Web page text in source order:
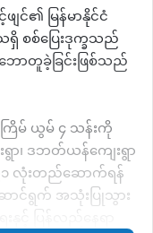
င်၏ မြန်မာနိုင်ငံ
ရှိ စစ်ပြေးဒုက္ခသည်
ောတူခဲ့ခြင်းဖြစ်သည်
မ် ယွမ် ၄ သန်းကို
ာ၊ ဒဘတ်ယန်ကျေးရွာ
၁ လုံးတည်ဆောက်ရန်
ာင်ရွက် အသုံးပြုသွား